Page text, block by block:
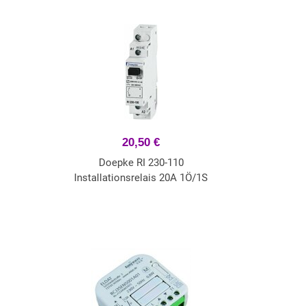
20,50 €
Doepke RI 230-110
Installationsrelais 20A 1Ö/1S